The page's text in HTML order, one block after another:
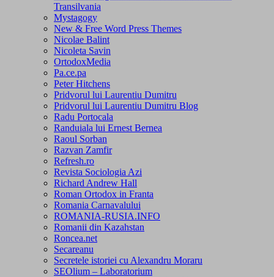
Transilvania
Mystagogy
New & Free Word Press Themes
Nicolae Balint
Nicoleta Savin
OrtodoxMedia
Pa.ce.pa
Peter Hitchens
Pridvorul lui Laurentiu Dumitru
Pridvorul lui Laurentiu Dumitru Blog
Radu Portocala
Randuiala lui Ernest Bernea
Raoul Sorban
Razvan Zamfir
Refresh.ro
Revista Sociologia Azi
Richard Andrew Hall
Roman Ortodox in Franta
Romania Carnavalului
ROMANIA-RUSIA.INFO
Romanii din Kazahstan
Roncea.net
Secareanu
Secretele istoriei cu Alexandru Moraru
SEOlium – Laboratorium